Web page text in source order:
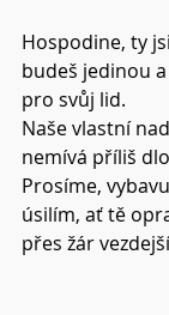
Hospodine, ty
budeš jedinou
pro svůj lid.
Naše vlastní
nemívá příliš
Prosíme,
úsilím, ať tě
přes žár